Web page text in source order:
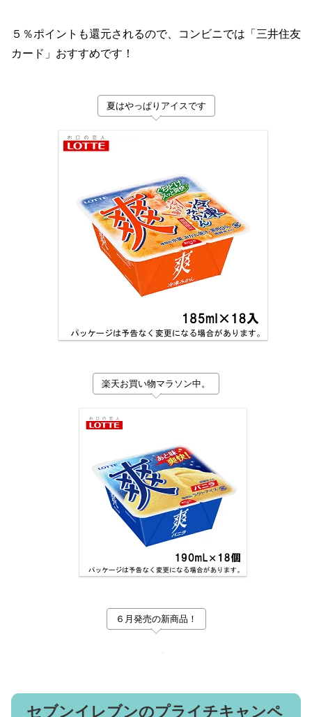
５％ポイントも還元されるので、コンビニでは「三井住友
カード」おすすめです！
夏はやっぱりアイスです
楽天お買い物マラソン中。
６月発売の新商品！
セブンイレブンのプライチキャンペ